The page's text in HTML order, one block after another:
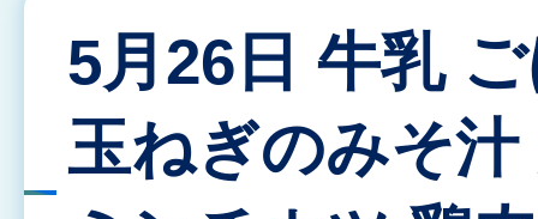
5月26日 牛乳
玉ねぎのみそ汁